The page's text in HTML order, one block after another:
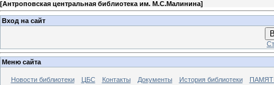
[Антроповская центральная библиотека им. М.С.Малинина]
Вход на сайт
Меню сайта
Новости библиотеки ЦБС Контакты Документы История библиотеки